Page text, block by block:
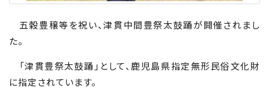
五穀豊穣等を祝い、津貫中間豊祭太鼓踊が開催されまし
た。
「津貫豊祭太鼓踊」として、鹿児島県指定無形民俗文化財
に指定されています。